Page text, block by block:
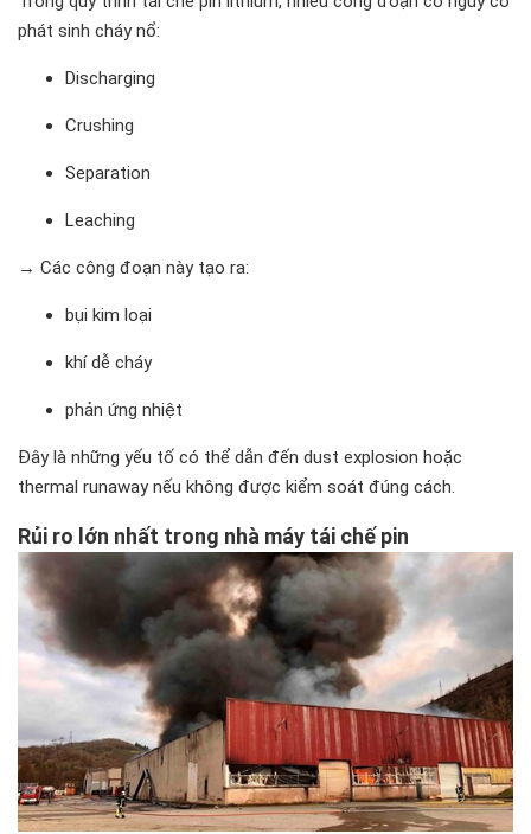
phát sinh cháy nổ:
Discharging
Crushing
Separation
Leaching
→ Các công đoạn này tạo ra:
bụi kim loại
khí dễ cháy
phản ứng nhiệt
Đây là những yếu tố có thể dẫn đến dust explosion hoặc
thermal runaway nếu không được kiểm soát đúng cách.
Rủi ro lớn nhất trong nhà máy tái chế pin